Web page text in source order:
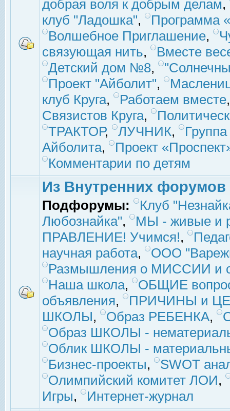
добрая воля к добрым делам,
клуб "Ладошка",
Программа
Волшебное Приглашение,
связующая нить,
Вместе
Детский дом №8,
Проект "Айболит",
клуб Круга, Работаем вместе
Связистов Круга,
ТРАКТОР, ЛУЧНИК,
Айболита,
Проект
Комментарии по детям
Из Внутренних форумов
Подфорумы:
Клуб
Любознайка",
МЫ - живые и
ПРАВЛЕНИЕ! Учимся!,
научная работа,
ООО
Размышления о МИССИИ и
Наша школа,
ОБЩИЕ
объявления,
ПРИЧИНЫ и
ШКОЛЫ, Образ РЕБЕНКА,
Образ ШКОЛЫ -
Облик ШКОЛЫ -
Бизнес-проекты,
SWOT
Олимпийский комитет ЛОИ,
Игры, Интернет-журнал